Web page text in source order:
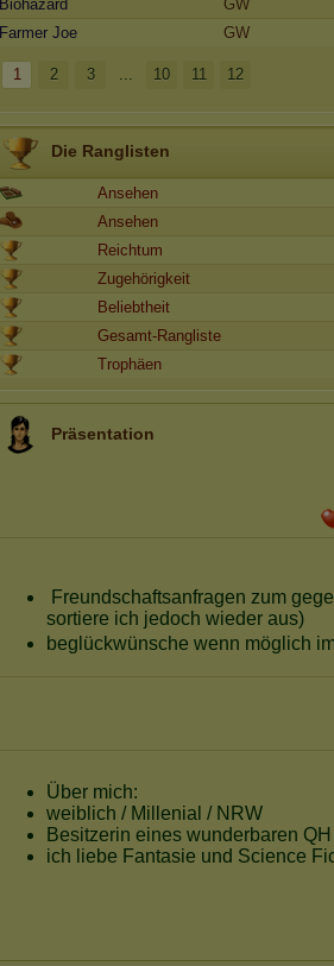
Biohazard
GW
Farmer Joe
GW
1 2 3 ... 10 11 12
Die Ranglisten
Ansehen
Ansehen
Reichtum
Zugehörigkeit
Beliebtheit
Gesamt-Rangliste
Trophäen
Präsentation